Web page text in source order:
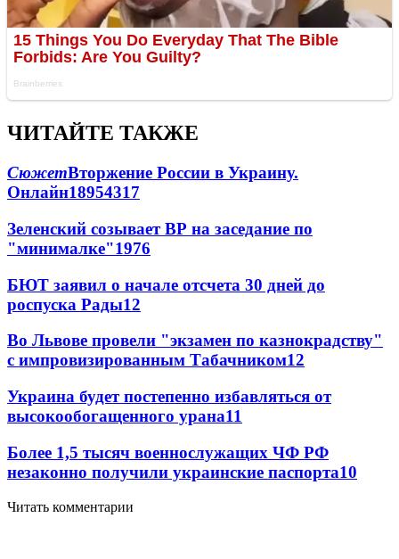
ЧИТАЙТЕ ТАКЖЕ
СюжетВторжение России в Украину.
Онлайн18954317
Зеленский созывает ВР на заседание по
"минималке"1976
БЮТ заявил о начале отсчета 30 дней до
роспуска Рады12
Во Львове провели "экзамен по казнокрадству"
с импровизированным Табачником12
Украина будет постепенно избавляться от
высокообогащенного урана11
Более 1,5 тысяч военнослужащих ЧФ РФ
незаконно получили украинские паспорта10
Читать комментарии